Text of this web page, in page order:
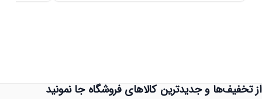
باشد.
از تخفیف‌ها و جدیدترین کالاهای فروشگاه جا نمونید